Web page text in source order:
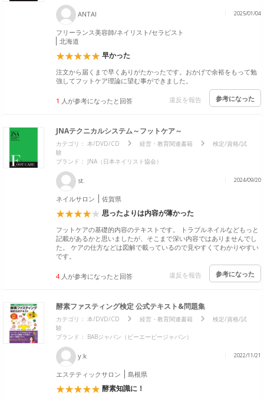
ANTAI 2025/01/04
フリーランス美容師/ネイリスト/セラピスト
北海道
早かった
注文から届くまで早くありがたかったです。おかげで余裕をもって勉
強してフットケア理論に望む事ができました。
1 人が参考になったと回答 違反を報告 参考になった
JNAテクニカルシステム～フットケア～
カテゴリ： 本/DVD/CD 経営・教育関連書籍
検定/資格/試
験
ブランド： JNA（日本ネイリスト協会）
st. 2024/09/20
ネイルサロン 佐賀県
思ったよりは内容が薄かった
フットケアの基礎的内容のテキストです。 トラブルネイルなどもっと
記載があるかと思いましたが、そこまで深い内容ではありませんでし
た。 ケアの仕方などは図解で載っているので見やすくてわかりやすい
です。
4人が参考になったと回答 違反を報告 参考になった
酵素ファスティング検定 公式テキスト&問題集
カテゴリ： 本/DVD/CD 経営・教育関連書籍
検定/資格/試
験
ブランド： BABジャパン（ビーエービージャパン）
y.k 2022/11/21
エステティックサロン 島根県
酵素知識に！